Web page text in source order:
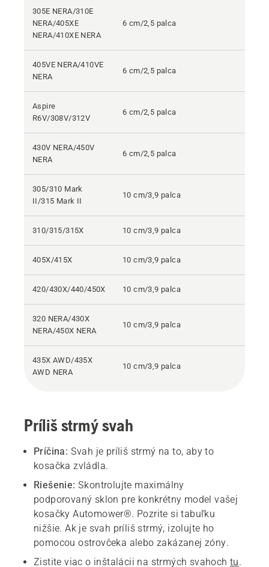
305E NERA/310E
NERA/405XE
NERA/410XE NERA
6 cm/2,5 palca
405VE NERA/410VE
NERA
6 cm/2,5 palca
Aspire
R6V/308V/312V
6 cm/2,5 palca
430V NERA/450V
NERA
6 cm/2,5 palca
305/310 Mark
II/315 Mark II
10 cm/3,9 palca
310/315/315X 10 cm/3,9 palca
405X/415X 10 cm/3,9 palca
420/430X/440/450X 10 cm/3,9 palca
320 NERA/430X
NERA/450X NERA
10 cm/3,9 palca
435X AWD/435X
AWD NERA
10 cm/3,9 palca
Príliš strmý svah
Príčina: Svah je príliš strmý na to, aby to
kosačka zvládla.
Riešenie: Skontrolujte maximálny
podporovaný sklon pre konkrétny model vašej
kosačky Automower®. Pozrite si tabuľku
nižšie. Ak je svah príliš strmý, izolujte ho
pomocou ostrovčeka alebo zakázanej zóny.
Zistite viac o inštalácii na strmých svahoch tu.